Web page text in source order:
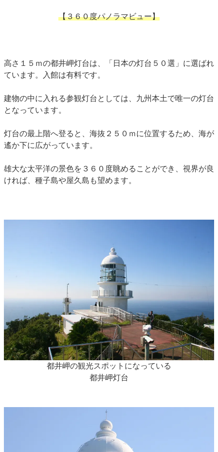
【３６０度パノラマビュー】
高さ１５ｍの都井岬灯台は、「日本の灯台５０選」に選ばれ
ています。入館は有料です。
建物の中に入れる参観灯台としては、九州本土で唯一の灯台
となっています。
灯台の最上階へ登ると、海抜２５０ｍに位置するため、海が
遙か下に広がっています。
雄大な太平洋の景色を３６０度眺めることができ、視界が良
ければ、種子島や屋久島も望めます。
都井岬の観光スポットになっている
都井岬灯台